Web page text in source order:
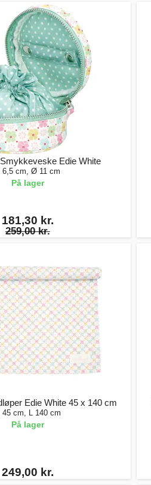
Edie White
6,5 cm, Ø 11 cm
På lager
181,30 kr.
259,00 kr.
Edie White 45 x 140 cm
45 cm, L 140 cm
På lager
249,00 kr.